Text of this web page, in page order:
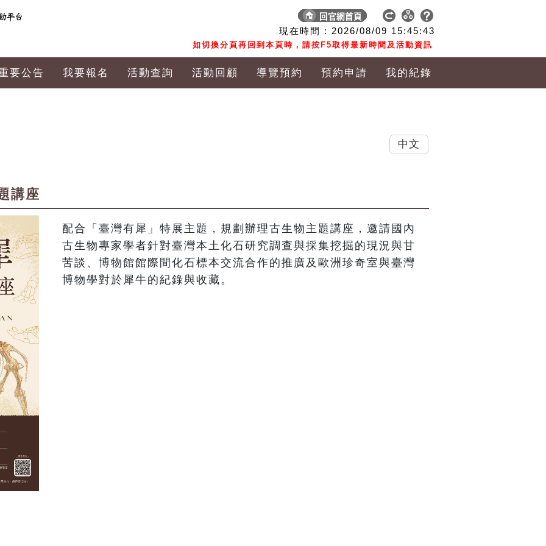
現在時間 : 2026/08/09 15:45:44
如切換分頁再回到本頁時，請按F5取得最新時間及活動資訊
要公告 我要報名 活動查詢 活動回顧 導覽預約 預約申請 我的紀錄
講座
配合「臺灣有犀」特展主題，規劃辦理古生物主題講座，邀請國內
古生物專家學者針對臺灣本土化石研究調查與採集挖掘的現況與甘
苦談、博物館館際間化石標本交流合作的推廣及歐洲珍奇室與臺灣
博物學對於犀牛的紀錄與收藏。